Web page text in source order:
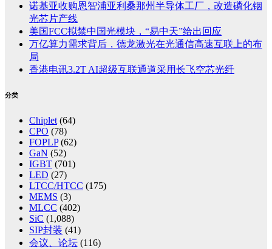
诺基亚收购恩智浦亚利桑那州半导体工厂，改造磷化铟
光芯片产线
美国FCC拟禁中国光模块，“易中天”给出回应
万亿算力需求背后，德龙激光在光通信高速互联上的布
局
香港电讯3.2T AI超级互联通道采用长飞空芯光纤
分类
Chiplet (64)
CPO (78)
FOPLP(62)
GaN (52)
IGBT (701)
LED (27)
LTCC/HTCC (175)
MEMS (3)
MLCC (402)
SiC (1,088)
SIP封装 (41)
会议、论坛 (116)